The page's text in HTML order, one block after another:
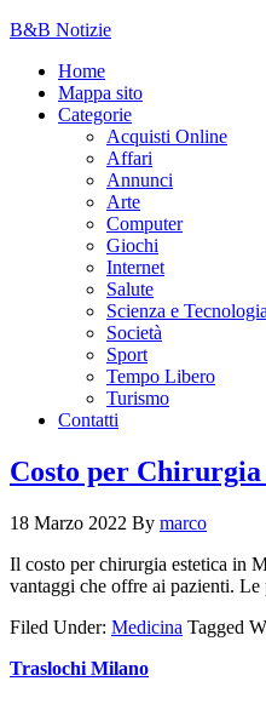
B&B Notizie
Home
Mappa sito
Categorie
Acquisti Online
Affari
Annunci
Arte
Computer
Giochi
Internet
Salute
Scienza e Tecnologia
Società
Sport
Tempo Libero
Turismo
Contatti
Costo per
18 Marzo 2022 By marco
Il costo per chirurgia estetica in
vantaggi che offre ai pazienti.
Filed Under: Medicina Tagged
Traslochi Milano